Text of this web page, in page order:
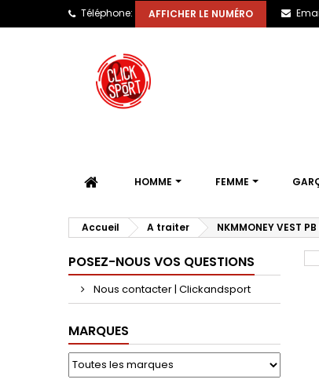
Téléphone: AFFICHER LE NUMÉRO
HOMME FEMME
Accueil A traiter NKMMONEY VEST PB
POSEZ-NOUS VOS QUESTIONS
Nous contacter | Clickandsport
MARQUES